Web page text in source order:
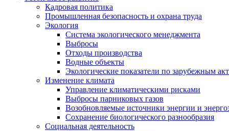
Кадровая политика
Промышленная безопасность и охрана труда
Экология
Система экологического менеджмента
Выбросы
Отходы производства
Водные объекты
Экологические показатели по зарубежным
Изменение климата
Управление климатическими рисками
Выбросы парниковых газов
Возобновляемые источники энергии и
Сохранение биологического разнообразия
Социальная деятельность